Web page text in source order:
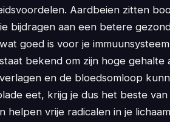
Aardbeien zitten
bijdragen aan een betere
goed is voor je
bekend om zijn hoge gehalte
en de bloedsomloop
eet, krijg je dus het beste
helpen vrije radicalen in je